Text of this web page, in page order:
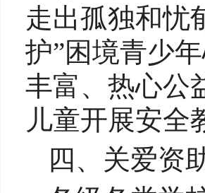
走出孤独和忧
护”困境青少
丰富、热心公
儿童开展安全
四、关爱资